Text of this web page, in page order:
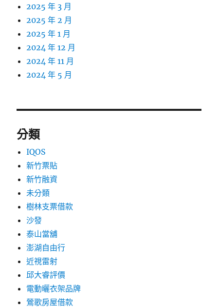
2025 年 3 月
2025 年 2 月
2025 年 1 月
2024 年 12 月
2024 年 11 月
2024 年 5 月
分類
IQOS
新竹票貼
新竹融資
未分類
樹林支票借款
沙發
泰山當舖
澎湖自由行
近視雷射
邱大睿評價
電動曬衣架品牌
鶯歌房屋借款